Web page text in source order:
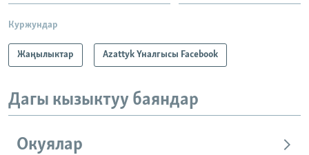
Куржундар
Жаңылыктар Azattyk Үналгысы Facebook
Дагы кызыктуу баяндар
Окуялар